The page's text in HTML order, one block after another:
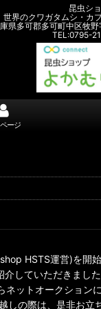
昆虫シ
世界のクワガタムシ・カ
県多可郡多可町中区牧
TEL:0795-
ージ
HSTS運営)を
していただきました
ットオークション
の際は、是非お立